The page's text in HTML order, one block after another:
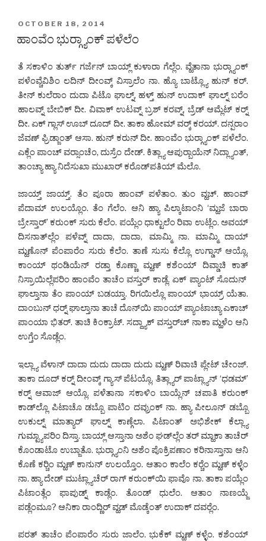
POSTED
OCTOBER 18, 2014
ಹಾಂವೆಂ ಭುರ್‍ಗ್ಯಾಂಕ್ ಪಳೆಲೆಂ
ತೆ ಸಕಾಳಿಂ ತುರ್ತ್ ಗರ್ಜೆನ್ ಬಾಯ್ಲ್ ಕುಳಾರಾ ಗೆಲ್ಲೆಂ. ವ್ಹೆತಾನಾ ಭುರ್‍ಗ್ಯಾಂಕ್
ಪಳೆಂವ್ಚೆವಿಶಿಂ ಲದಿನ್ ದೀಂವ್ಕ್ ವಿಸ್ರಾಲೆಂ ನಾ. ಹ್ಯೊ ಬಾಟ್ಲ್ಯೊ ಹುನ್ ಕರ್.
ತೀನ್ ಕುಲೆರಾಂ ದುದಾ ಪಿಟೊ ಘಾಲ್ನ್, ಹಳ್ತ್ ಹುನ್ ಉದಾಕ್ ಘಾಲ್ನ್ ಬರೆಂ
ಹಾಲವ್ನ್ ಬೇಬಿಕ್ ದೀ. ವಿವಾಕ್ ಉಟವ್ನ್ ಬ್ರಶ್ ಕರವ್ನ್, ಬ್ರೆಡ್ ಆಮ್ಲೆಟ್ ಕರ್‍ನ್
ದೀ. ಏಕ್ ಗ್ಲಾಸ್ ಊಬ್ ದೂದ್ ದೀ. ತಾಕಾ ಹೋಮ್ ವರ್‍ಕ್ ಕರಯ್. ದನ್ಪರಾಂ
ಜೆವಣ್ ಫ್ರಿಡ್ಜಾಂತ್ ಆಸಾ. ಹುನ್ ಕರುನ್ ದೀ. ಹಾಂವೆಂ ಭುರ್‍ಗ್ಯಾಂಕ್ ಪಳೆಲೆಂ.
ಎಕ್ಲೆಂ ಪಾಂಚ್ ವರ್‍ಸಾಂಚೆಂ, ದುಸ್ರೆಂ ದೇಡ್. ಕಿತ್ಲ್ಯಾ ಆಪುರ್‍ಬಾಯೆನ್ ನಿದ್ಲ್ಯಾಂತ್,
ತಾಂಚ್ಯಾ ಹ್ಯಾ ನಿದೆಸುಖಾ ಮುಖಾರ್ ಕರೊಡ್‌ಪತಿಯ್ ಮೆಲೊ.
ಜಾಯ್ತ್ ಜಾಯ್ತ್. ತೆಂ ಪೂರಾ ಹಾಂವ್ ಪಳೆತಾಂ. ತುಂ ವ್ಹಚ್. ಹಾಂವ್
ಪೆದಾಮ್ ಉಲಯ್ಲೊಂ. ತೆಂ ಗೆಲೆಂ. ಆನಿ ಹ್ಯಾ ಪಿಲ್ಕಾಟಾಂನಿ ‘ಮ್ಹಜೆ ಬಾರಾ
ಬ್ರೇಸ್ತಾರ್’ ಕರುಂಕ್ ಸುರು ಕೆಲೆಂ. ಪಯ್ಲೆಂ ಧಾಕ್ಟುಲೆಂ ರಿವಾ ಉಟ್ಲೆಂ. ಅವಯ್
ದಿಸನಾತ್‌ಲ್ಲೆಂ ಪಳೆವ್ನ್ ದಾದಾ, ದಾದಾ, ಮಾಮ್ಮಿ ನಾ. ಮಾಮ್ಮಿ ದಾಯ್
ಮ್ಹಣೊನ್ ಪೆಂಪಾರೆಂ ಸುರು ಕೆಲೆಂ. ತಾಣೆ ಸುಸು ಕೆಲ್ಲೊ ಉಗ್ಡಾಸ್ ಆಯ್ಲೊ.
ಕಾಂಯ್ ಥಂಡಿಯೆನ್ ರಡ್ತಾ ಕೊಣ್ಣಾ ಮ್ಹಣ್ ಕಶೆಂಯ್ ದಿವ್ಡಾಚಿ ಕಾತ್
ನಿಸ್ರಾಯಿಲ್ಲೆಪರಿಂ ಹಾಂವೆಂ ತಾಚೆಂ ವಸ್ತುರ್ ಕಾಡ್ಲೆ. ಏಕ್ ಪ್ಯಾಂಟ್ ಸೊದುನ್
ಘಾಲ್ತಾನಾ ತೆಂ ಪಾಂಯ್ ಬಡಯ್ತಾ. ರಿಗಯಿಲ್ಲೊ ಪಾಂಯ್ ಭಾಯ್ರ್ ಯೆತಾ.
ದಾಂಬುನ್ ಧರ್‍ನ್ ಘಾಲ್ತಾನಾ ತಾಚೆ ದೊನ್‌ಯಿ ಪಾಂಯ್ ಪ್ಯಾಂಟಾಚ್ಯಾ ಎಕಾಚ್
ಪಾಂಯಾ ಭಿತರ್. ತಾಚಿ ಕಿಂಕ್ರಾಟ್. ಸದ್ದ್ಯಾಕ್ ವಸ್ತುರ್‌ಚ್ ನಾಕಾ ಮ್ಹಳೆಂ ಆನಿ
ಉಗ್ತೆಂ ಸೊಡ್ಲೆಂ.
ಇಲ್ಲ್ಯಾ ವೆಳಾನ್ ದಾದಾ ದುದು ದಾದಾ ದುದು ಮ್ಹಣ್ ರಿವಾಚಿ ಪ್ಲೇಟ್ ಚೇಂಜ್.
ತಾಕಾ ದೂದ್ ಕರ್‍ನ್ ದೀಂವ್ಕ್ ಗ್ಯಾಸ್ ಪೆಟಯ್ಲೊ. ತಿತ್ಲ್ಯಾರ್ ಪಾಟ್ಲ್ಯಾನ್ ‘ಧಡಮ್’
ಕರ್‍ನ್ ಆವಾಜ್ ಆಯ್ಲೊ. ಪಳೆತಾನಾ ಸಕಾಳಿಂ ಬಾಯ್ಲೆನ್ ಚಪಾತಿ ಕರುಂಕ್
ಕಾಡ್‌ಲ್ಲೊ ಪಿಟಾಚೊ ಡಬ್ಬೊ ಪಾಟಿಂ ದವ್ರುಂಕ್ ನಾ. ಹ್ಯಾ ಪೀಲೂನ್ ಡಬ್ಬೊ
ಉಕುಲ್ನ್ ಮಾತ್ಯಾರ್ ಘಾಲ್ನ್ ಕಾಣ್ಗೆಲಾ. ಪಿಟಾಂತ್ ಅಭಿಶೇಕ್ ಕೆಲ್ಲ್ಯಾ
ಗುಮ್ಟ್ಯಾಪರಿಂ ದಿಸ್ತಾ. ಬಾಯ್ಲ್ ಆಸ್ತಾನಾ ಅಶೆಂ ಘಡ್‌ಲ್ಲೆಂ ತರ್ ಮ್ಹಾಕಾ ತಾಚೆರ್
ಕೊಂಡಾಟೊ ಉಬ್ಜಾತೊ. ಭುರ್‍ಗ್ಯಾಂನಿ ಅಶೆಂ ಪೊಕ್ರಿಪಣಾಂ ಕರಿನಾಸ್ತಾನಾ ಆನಿ
ಕೊಣೆ ಕರ್‍ಚಿಂ ಮ್ಹಣ್ ಕಾನುನ್ ಉಲಯ್ತೊಂ. ಆತಾಂ ಕಾಲೆಂ ಕರ್‍ಚೆಂ ಮ್ಹಣ್ ಕಳ್ಳೆಂ
ನಾ. ಹ್ಯಾ ದೇಡ್ ಮುಟ್ಲ್ಯಾಚೆರ್ ರಾಗ್ ಕರುಂಕ್‌ಯಿ ಫಾವೊ ನಾ. ತಾಕಾ ಪಯ್ಲೆಂ
ಪಿಟಾಂತ್ಲೆಂ ಫಾಪುಡ್ನ್ ಕಾಡ್ಲೆಂ. ತೊಂಡ್ ಧುಲೆಂ. ಆತಾಂ ನಾಣಯ್ಜೆ
ಪಡ್ಲೆಂಮೂ? ಆನಿಕಾ ರಾಂದ್ಣಿರ್ ವ್ಹಡ್ ಮೊಡ್ಕೆಂತ್ ಉದಾಕ್ ದವರ್‍ಲೆಂ.
ಪರತ್ ತಾಚೆಂ ಪೆಂಪಾರೆಂ ಸುರು ಜಾಲೆಂ. ಭುಕೆಕ್ ಮ್ಹಣ್ ಕಳ್ಳೆಂ. ಕಶೆಂಯ್